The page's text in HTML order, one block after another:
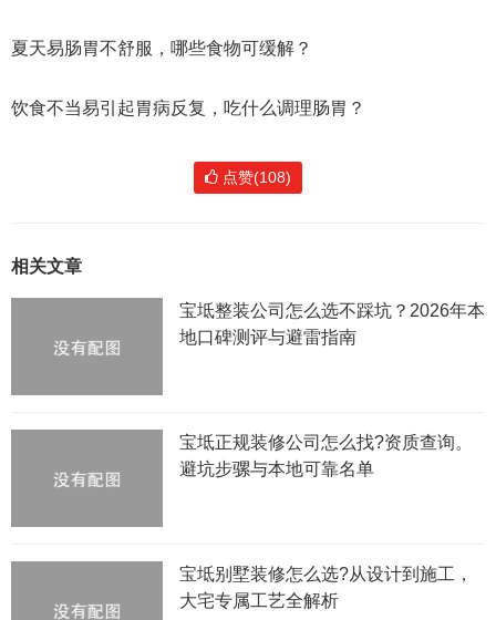
夏天易肠胃不舒服，哪些食物可缓解？
饮食不当易引起胃病反复，吃什么调理肠胃？
点赞(108)
相关文章
宝坻整装公司怎么选不踩坑？2026年本
地口碑测评与避雷指南
宝坻正规装修公司怎么找?资质查询。
避坑步骡与本地可靠名单
宝坻别墅装修怎么选?从设计到施工，
大宅专属工艺全解析